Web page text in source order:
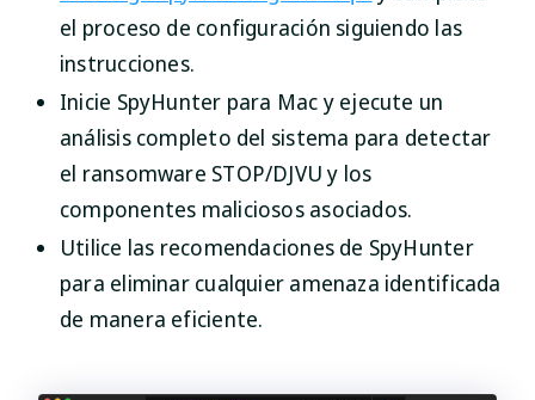
el proceso de configuración siguiendo las
instrucciones.
Inicie SpyHunter para Mac y ejecute un
análisis completo del sistema para detectar
el ransomware STOP/DJVU y los
componentes maliciosos asociados.
Utilice las recomendaciones de SpyHunter
para eliminar cualquier amenaza identificada
de manera eficiente.